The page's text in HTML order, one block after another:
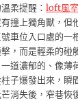
柔提醒： loft風
撞上獨角獸，但
車位入口處的一
，而是輕柔的碰
道濃郁的、像薄
子爆發出來，瞬
消失後，窄巷恢